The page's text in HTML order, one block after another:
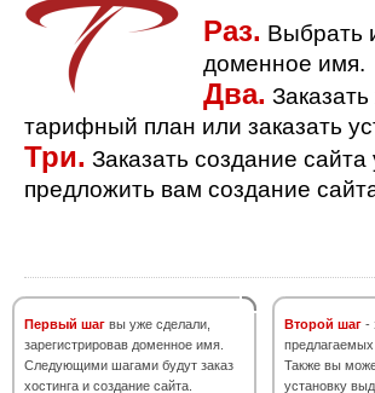
Раз. Выбрать
доменное имя.
Два.
тарифный план или заказать
Три. Заказать создание
предложить вам создание
Первый шаг вы уже сделали,
зарегистрировав доменное имя.
Следующими шагами будут заказ
хостинга и создание сайта.
Второй шаг -
Также вы
установку